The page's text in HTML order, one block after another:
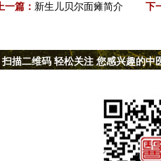
上一篇： 新生儿贝尔面瘫简介 下
扫描二维码 轻松关注 您感兴趣的中